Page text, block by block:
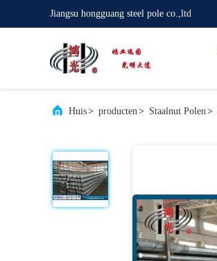
Jiangsu hongguang steel pole co.,ltd
Huis> producten> Staalnut Polen>